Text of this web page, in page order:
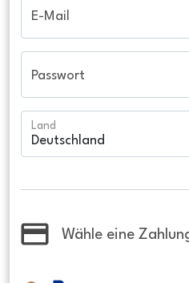
E-Mail
Passwort
Land
Wähle eine